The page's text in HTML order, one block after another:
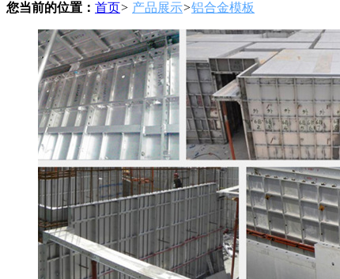
您当前的位置： 首页> 产品展示>铝合金模板